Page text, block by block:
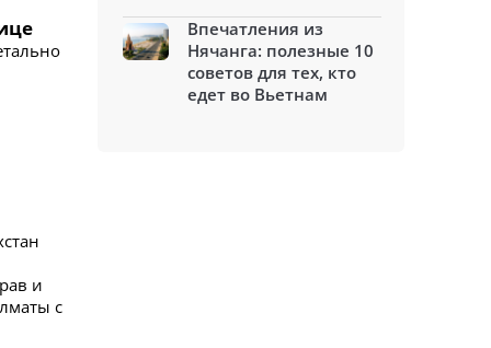
и
с
Впечатления из
Нячанга: полезные 10
советов для тех, кто
едет во Вьетнам